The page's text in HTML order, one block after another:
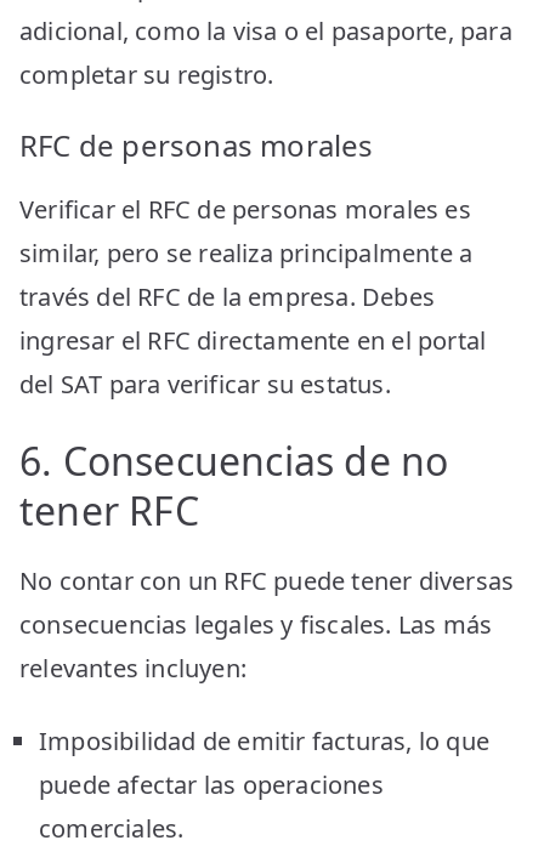
adicional, como la visa o el pasaporte, para
completar su registro.
RFC de personas morales
Verificar el RFC de personas morales es
similar, pero se realiza principalmente a
través del RFC de la empresa. Debes
ingresar el RFC directamente en el portal
del SAT para verificar su estatus.
6. Consecuencias de no
tener RFC
No contar con un RFC puede tener diversas
consecuencias legales y fiscales. Las más
relevantes incluyen:
Imposibilidad de emitir facturas, lo que
puede afectar las operaciones
comerciales.